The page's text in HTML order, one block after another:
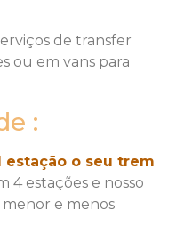
de transfer
ou em vans para
:
o seu trem
4 estações e nosso
e menos